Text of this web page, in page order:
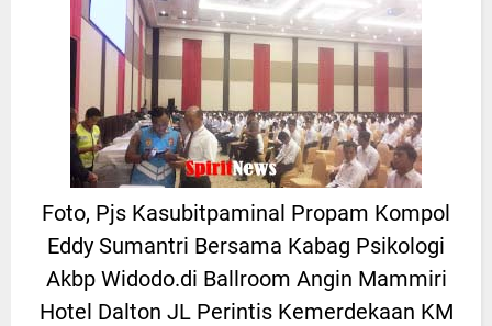
Foto, Pjs Kasubitpaminal Propam Kompol
Eddy Sumantri Bersama Kabag Psikologi
Akbp Widodo.di Ballroom Angin Mammiri
Hotel Dalton JL Perintis Kemerdekaan KM